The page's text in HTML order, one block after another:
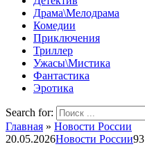
Драма\Мелодрама
Комедии
Приключения
Триллер
Ужасы\Мистика
Фантастика
Эротика
Search for:
Главная » Новости России
20.05.2026Новости России93